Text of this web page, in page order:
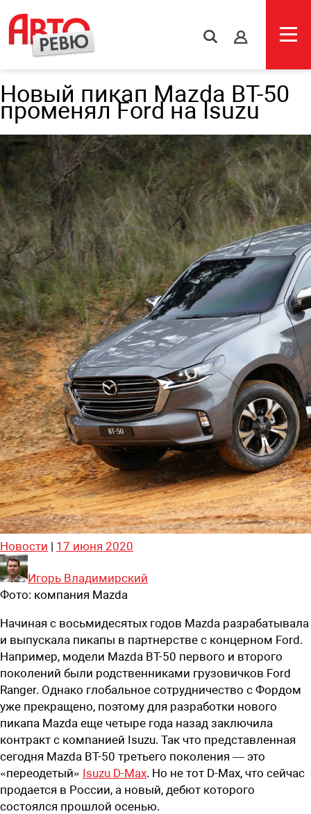
s
Новый пикап Mazda BT-50
променял Ford на Isuzu
Новости | 17 июня 2020
Игорь Владимирский
Фото: компания Mazda
Начиная с восьмидесятых годов Mazda разрабатывала
и выпускала пикапы в партнерстве с концерном Ford.
Например, модели Mazda BT-50 первого и второго
поколений были родственниками грузовичков Ford
Ranger. Однако глобальное сотрудничество с Фордом
уже прекращено, поэтому для разработки нового
пикапа Mazda еще четыре года назад заключила
контракт с компанией Isuzu. Так что представленная
сегодня Mazda BT-50 третьего поколения — это
«переодетый» Isuzu D-Max. Но не тот D-Max, что сейчас
продается в России, а новый, дебют которого
состоялся прошлой осенью.